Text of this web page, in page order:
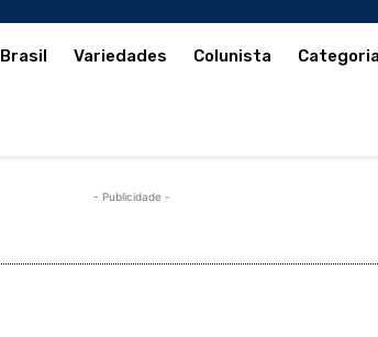
Brasil Variedades Colunista
- Publicidade -